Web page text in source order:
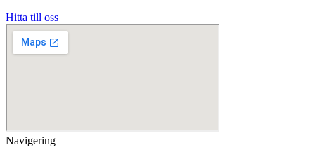
Hitta till oss
Navigering